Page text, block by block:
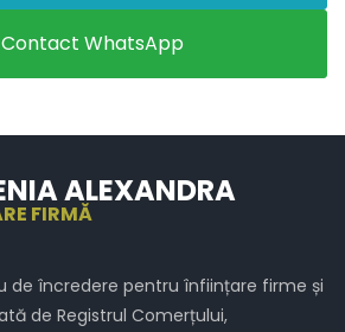
Contact WhatsApp
ALEXANDRA
FIRMĂ
de încredere pentru înființare firme și
de Registrul Comerțului,